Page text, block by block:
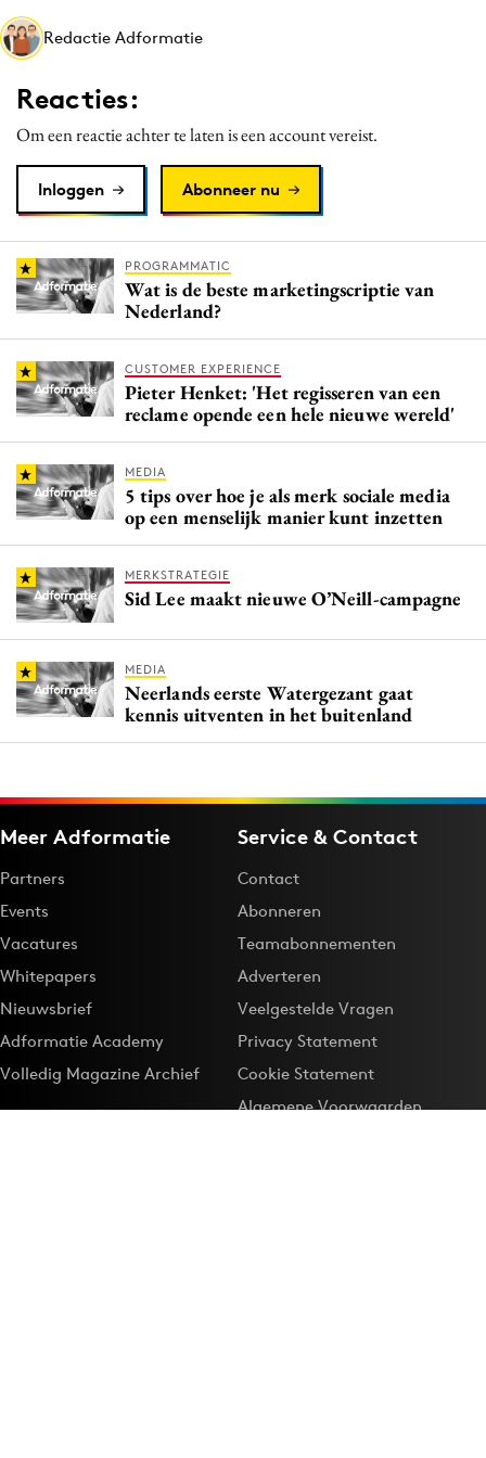
Media
Merkstrategie
PR
Reputatie & crisis
Redactie Adformatie
Reacties:
Om een reactie achter te laten is een account vereist.
Inloggen Abonneer nu
PROGRAMMATIC
Wat is de beste marketingscriptie van
Nederland?
CUSTOMER EXPERIENCE
Pieter Henket: 'Het regisseren van een
reclame opende een hele nieuwe wereld'
MEDIA
5 tips over hoe je als merk sociale media
op een menselijk manier kunt inzetten
MERKSTRATEGIE
Sid Lee maakt nieuwe O’Neill-campagne
MEDIA
Neerlands eerste Watergezant gaat
kennis uitventen in het buitenland
Meer Adformatie
Partners
Events
Vacatures
Whitepapers
Nieuwsbrief
Adformatie Academy
Volledig Magazine Archief
Service & Contact
Contact
Abonneren
Teamabonnementen
Adverteren
Veelgestelde Vragen
Privacy Statement
Cookie Statement
Algemene Voorwaarden